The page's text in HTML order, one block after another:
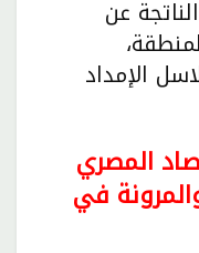
عن
الإمداد
المصري
في